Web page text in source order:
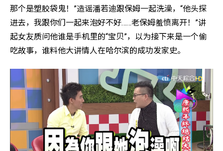
那个是塑胶袋鬼！”造谣潘若迪跟保姆一起洗澡，“他头探
进去，我跟你们一起来泡好不好……老保姆羞愤离开！”讲
起女友质问他谁是手机里的“宝贝”，以为接下来是一个偷
吃故事，谁料他大讲情人在哈尔滨的成功发家史。